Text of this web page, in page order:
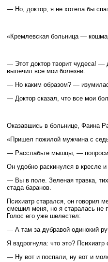
— Но, доктор, я не хотела бы
«Кремлевская больница —
— Этот доктор творит чудеса! —
вылечил все мои болезни.
— Но каким образом? —
— Доктор сказал, что все мои
Оказавшись в больнице, Фаина
«Пришел пожилой мужчина с
— Расслабьте мышцы, —
Он удобно раскинулся в кресле
— Вы в поле. Зеленая травка,
стада баранов.
Психиатр старался, он говорил
смешил меня, но я старалась не
Голос его уже шелестел:
— А там за дубравой одинокий
Я вздрогнула: что это?
— Ну вот и поспали, ну вот и